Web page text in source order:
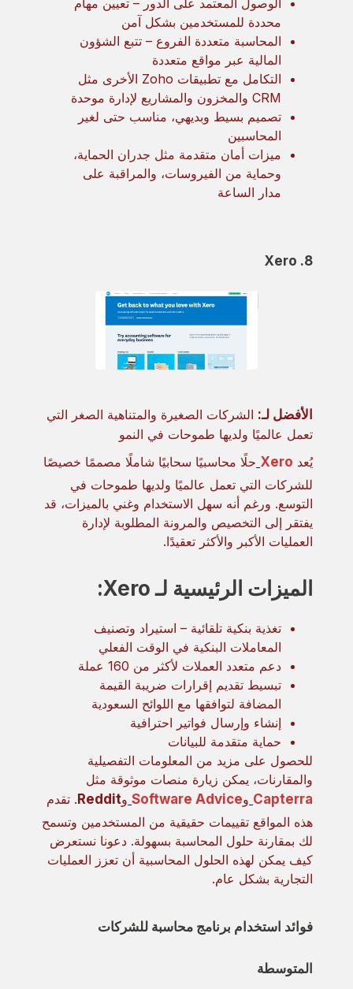
الوصول المعتمد على الدور – تعيين مهام
محددة للمستخدمين بشكل آمن
المحاسبة متعددة الفروع – تتبع الشؤون
المالية عبر مواقع متعددة
التكامل مع تطبيقات Zoho الأخرى مثل
CRM والمخزون والمشاريع لإدارة موحدة
تصميم بسيط وبديهي، مناسب حتى لغير
المحاسبين
ميزات أمان متقدمة مثل جدران الحماية،
وحماية من الفيروسات، والمراقبة على
مدار الساعة
8. Xero
الأفضل لـ: الشركات الصغيرة والمتناهية الصغر التي
تعمل عالميًا ولديها طموحات في النمو
يُعد Xero حلًا محاسبيًا سحابيًا شاملًا مصممًا خصيصًا
للشركات التي تعمل عالميًا ولديها طموحات في
التوسع. ورغم أنه سهل الاستخدام وغني بالميزات، قد
يفتقر إلى التخصيص والمرونة المطلوبة لإدارة
العمليات الأكبر والأكثر تعقيدًا.
الميزات الرئيسية لـ Xero:
تغذية بنكية تلقائية – استيراد وتصنيف
المعاملات البنكية في الوقت الفعلي
دعم متعدد العملات لأكثر من 160 عملة
تبسيط تقديم إقرارات ضريبة القيمة
المضافة لتوافقها مع اللوائح السعودية
إنشاء وإرسال فواتير احترافية
حماية متقدمة للبيانات
للحصول على مزيد من المعلومات التفصيلية
والمقارنات، يمكن زيارة منصات موثوقة مثل
Capterra وSoftware Advice وReddit . تقدم
هذه المواقع تقييمات حقيقية من المستخدمين وتسمح
لك بمقارنة حلول المحاسبة بسهولة. دعونا نستعرض
كيف يمكن لهذه الحلول المحاسبية أن تعزز العمليات
التجارية بشكل عام.
فوائد استخدام برنامج محاسبة للشركات
المتوسطة